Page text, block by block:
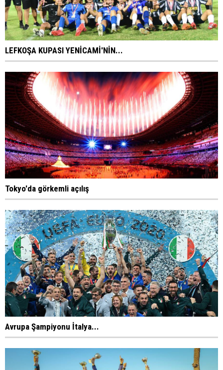
LEFKOŞA KUPASI YENİCAMİ'NİN...
Tokyo'da görkemli açılış
Avrupa Şampiyonu İtalya...